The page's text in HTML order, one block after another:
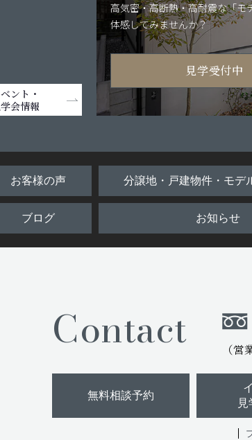
ント・
会情報
高気密・高断熱・高耐震な「モ
体感してみませんか？
見学受付中
お客様の声 分譲地・戸建物件・モデ
ブログ お知らせ
Contact （
無料相談予約